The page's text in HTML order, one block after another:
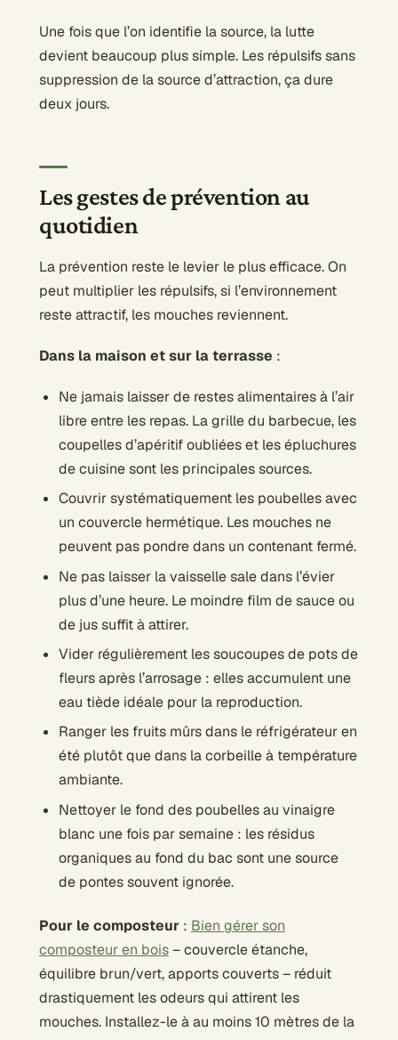
Une fois que l’on identifie la source, la lutte
devient beaucoup plus simple. Les répulsifs sans
suppression de la source d’attraction, ça dure
deux jours.
Les gestes de prévention au
quotidien
La prévention reste le levier le plus efficace. On
peut multiplier les répulsifs, si l’environnement
reste attractif, les mouches reviennent.
Dans la maison et sur la terrasse :
Ne jamais laisser de restes alimentaires à l’air
libre entre les repas. La grille du barbecue, les
coupelles d’apéritif oubliées et les épluchures
de cuisine sont les principales sources.
Couvrir systématiquement les poubelles avec
un couvercle hermétique. Les mouches ne
peuvent pas pondre dans un contenant fermé.
Ne pas laisser la vaisselle sale dans l’évier
plus d’une heure. Le moindre film de sauce ou
de jus suffit à attirer.
Vider régulièrement les soucoupes de pots de
fleurs après l’arrosage : elles accumulent une
eau tiède idéale pour la reproduction.
Ranger les fruits mûrs dans le réfrigérateur en
été plutôt que dans la corbeille à température
ambiante.
Nettoyer le fond des poubelles au vinaigre
blanc une fois par semaine : les résidus
organiques au fond du bac sont une source
de pontes souvent ignorée.
Pour le composteur : Bien gérer son
composteur en bois– couvercle étanche,
équilibre brun/vert, apports couverts – réduit
drastiquement les odeurs qui attirent les
mouches. Installez-le à au moins 10 mètres de la